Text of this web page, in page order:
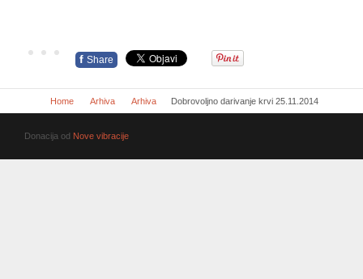
f Share
Home Arhiva Arhiva Dobrovoljno darivanje krvi 25.11.2014
Donacija od Nove vibracije